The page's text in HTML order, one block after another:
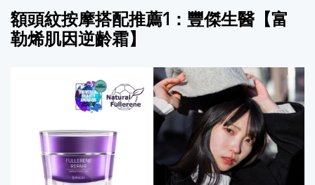
額頭紋按摩搭配推薦1： 豐傑生醫【富
勒烯肌因逆齡霜】